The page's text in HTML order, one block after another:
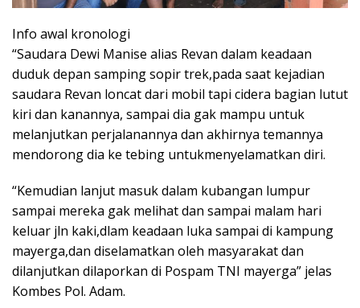
Info awal kronologi
“Saudara Dewi Manise alias Revan dalam keadaan
duduk depan samping sopir trek,pada saat kejadian
saudara Revan loncat dari mobil tapi cidera bagian lutut
kiri dan kanannya, sampai dia gak mampu untuk
melanjutkan perjalanannya dan akhirnya temannya
mendorong dia ke tebing untukmenyelamatkan diri.
“Kemudian lanjut masuk dalam kubangan lumpur
sampai mereka gak melihat dan sampai malam hari
keluar jln kaki,dlam keadaan luka sampai di kampung
mayerga,dan diselamatkan oleh masyarakat dan
dilanjutkan dilaporkan di Pospam TNI mayerga” jelas
Kombes Pol. Adam.